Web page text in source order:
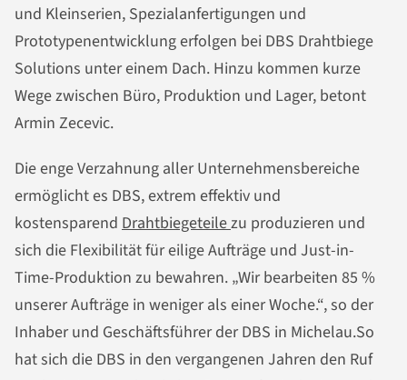
und Kleinserien, Spezialanfertigungen und
Prototypenentwicklung erfolgen bei DBS Drahtbiege
Solutions unter einem Dach. Hinzu kommen kurze
Wege zwischen Büro, Produktion und Lager, betont
Armin Zecevic.
Die enge Verzahnung aller Unternehmensbereiche
ermöglicht es DBS, extrem effektiv und
kostensparend Drahtbiegeteilezu produzieren und
sich die Flexibilität für eilige Aufträge und Just-in-
Time-Produktion zu bewahren. „Wir bearbeiten 85 %
unserer Aufträge in weniger als einer Woche.“, so der
Inhaber und Geschäftsführer der DBS in Michelau.So
hat sich die DBS in den vergangenen Jahren den Ruf